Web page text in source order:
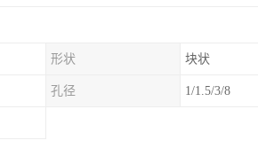
形状 块状
孔径 1/1.5/3/8